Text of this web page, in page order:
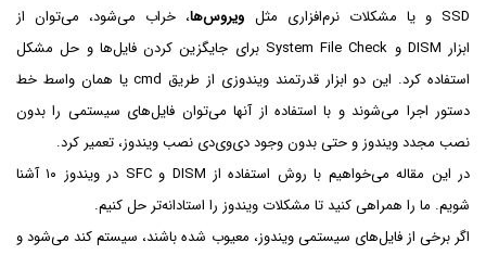
SSD و یا مشکلات نرم‌افزاری مثل
ویروس‌ها، خراب می‌شود، می‌توان از
ابزار DISM و System File Check برای جایگزین کردن فایل‌ها و حل مشکل
استفاده کرد. این دو ابزار قدرتمند ویندوزی از طریق cmd یا همان واسط خط
دستور اجرا می‌شوند و با استفاده از آنها می‌توان فایل‌های سیستمی را بدون
نصب مجدد ویندوز و حتی بدون وجود دی‌وی‌دی نصب ویندوز، تعمیر کرد.
در این مقاله می‌خواهیم با روش استفاده از DISM و SFC در ویندوز ۱۰ آشنا
شویم. ما را همراهی کنید تا مشکلات ویندوز را استادانه‌تر حل کنیم.
اگر برخی از فایل‌های سیستمی ویندوز، معیوب شده باشند، سیستم کند می‌شود و